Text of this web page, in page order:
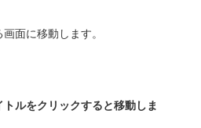
面に移動します。
ルをクリックすると移動しま